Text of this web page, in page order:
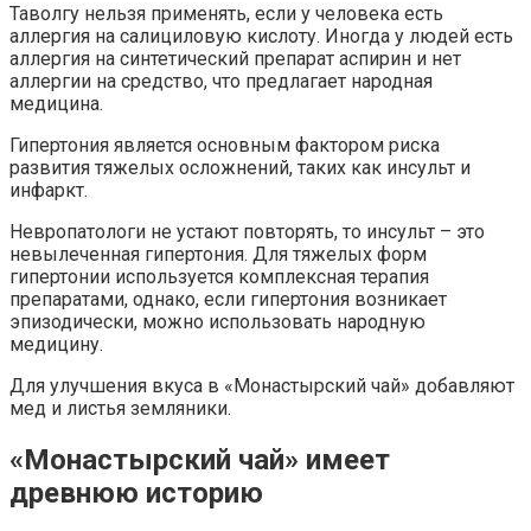
Таволгу нельзя применять, если у человека есть
аллергия на салициловую кислоту. Иногда у людей есть
аллергия на синтетический препарат аспирин и нет
аллергии на средство, что предлагает народная
медицина.
Гипертония является основным фактором риска
развития тяжелых осложнений, таких как инсульт и
инфаркт.
Невропатологи не устают повторять, то инсульт – это
невылеченная гипертония. Для тяжелых форм
гипертонии используется комплексная терапия
препаратами, однако, если гипертония возникает
эпизодически, можно использовать народную
медицину.
Для улучшения вкуса в «Монастырский чай» добавляют
мед и листья земляники.
«Монастырский чай» имеет
древнюю историю